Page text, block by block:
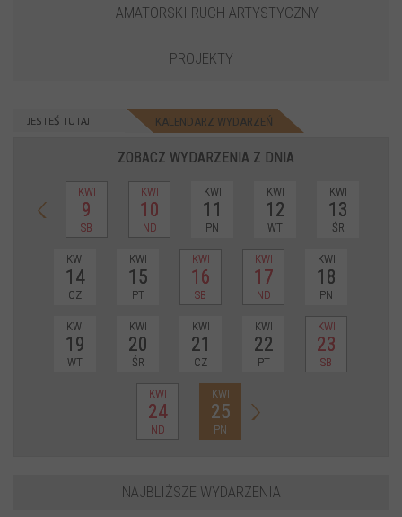
AMATORSKI RUCH ARTYSTYCZNY
PROJEKTY
JESTEŚ TUTAJ KALENDARZ WYDARZEŃ
ZOBACZ WYDARZENIA Z DNIA
KWI
9
SB
KWI
10
ND
KWI
11
PN
KWI
12
WT
KWI
13
ŚR
KWI
14
CZ
KWI
15
PT
KWI
16
SB
KWI
17
ND
KWI
18
PN
KWI
19
WT
KWI
20
ŚR
KWI
21
CZ
KWI
22
PT
KWI
23
SB
KWI
24
ND
KWI
25
PN
NAJBLIŻSZE WYDARZENIA